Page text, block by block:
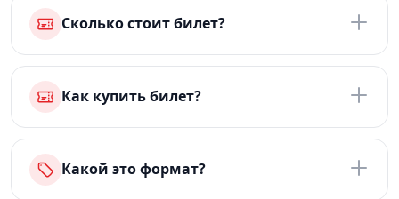
Сколько стоит билет?
Как купить билет?
Какой это формат?